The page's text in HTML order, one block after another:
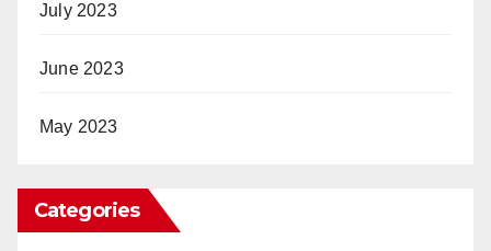
July 2023
June 2023
May 2023
Categories